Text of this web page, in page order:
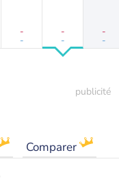
-
-
-
-
-
-
Comparer